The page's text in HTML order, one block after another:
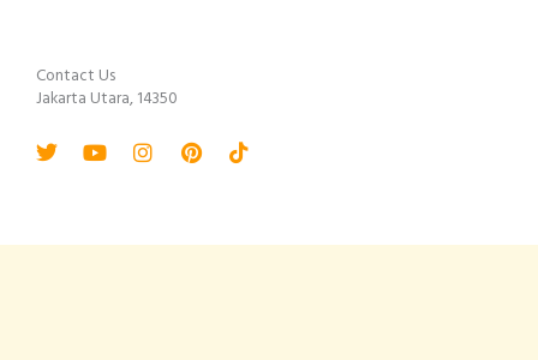
Contact Us
Jakarta Utara, 14350
TwitterYoutubeInstagram
PinterestTiktok